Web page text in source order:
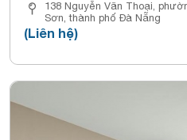
138 Nguyễn Văn Thoại,
Sơn, thành phố Đà Nẵng
(Liên hệ)